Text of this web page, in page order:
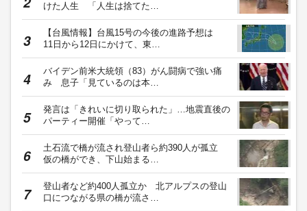
けた人生 「人生は捨てた…
【台風情報】台風15号の今後の進路予想は
11日から12日にかけて、東…
バイデン前米大統領（83）がん闘病で強い痛
み 息子「見ているのは本…
発言は「きれいに切り取られた」…地震直後の
パーティー開催「やって…
土石流で橋が流され登山者ら約390人が孤立
仮の橋ができ、下山始まる…
登山者など約400人孤立か 北アルプスの登山
口につながる県の橋が流さ…